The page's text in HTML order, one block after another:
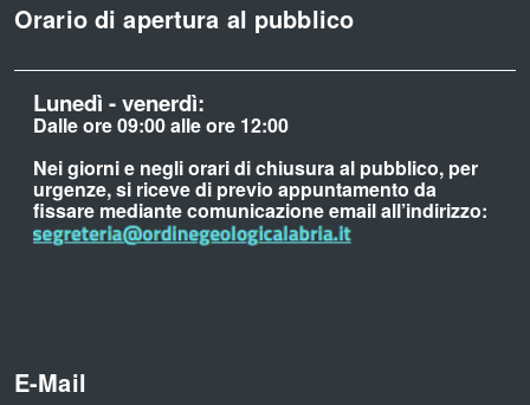
Orario di apertura al pubblico
Lunedì - venerdì:
Dalle ore 09:00 alle ore 12:00
Nei giorni e negli orari di chiusura al pubblico, per
urgenze, si riceve di previo appuntamento da
fissare mediante comunicazione email all’indirizzo:
E-Mail